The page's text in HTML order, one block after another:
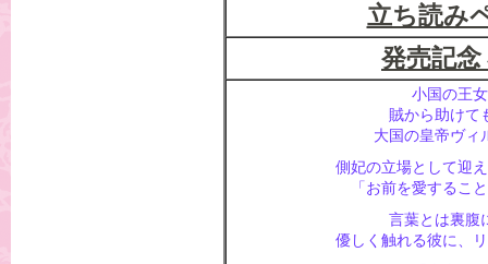
立ち読み
発売記
小国の王
賊から助けて
大国の皇帝ヴィ
側妃の立場として迎
「お前を愛するこ
言葉とは裏腹
優しく触れる彼に、